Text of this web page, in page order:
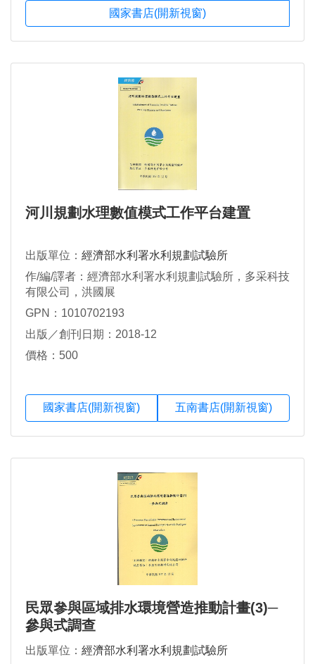
國家書店(開新視窗)
河川規劃水理數值模式工作平台建置
出版單位： 經濟部水利署水利規劃試驗所
作/編/譯者：經濟部水利署水利規劃試驗所，多采科技
有限公司，洪國展
GPN：1010702193
出版／創刊日期：2018-12
價格：500
國家書店(開新視窗) 五南書店(開新視窗)
民眾參與區域排水環境營造推動計畫(3)─
參與式調查
出版單位： 經濟部水利署水利規劃試驗所